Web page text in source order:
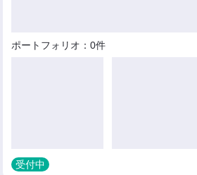
ポートフォリオ：0件
受付中